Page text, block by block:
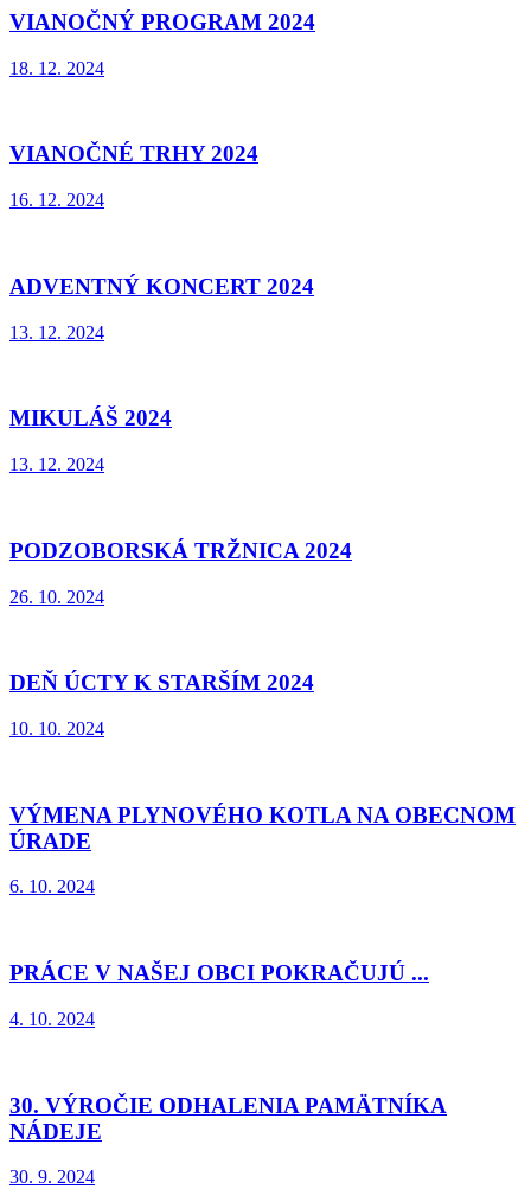
VIANOČNÝ PROGRAM 2024
18. 12. 2024
VIANOČNÉ TRHY 2024
16. 12. 2024
ADVENTNÝ KONCERT 2024
13. 12. 2024
MIKULÁŠ 2024
13. 12. 2024
PODZOBORSKÁ TRŽNICA 2024
26. 10. 2024
DEŇ ÚCTY K STARŠÍM 2024
10. 10. 2024
VÝMENA PLYNOVÉHO KOTLA NA OBECNOM
ÚRADE
6. 10. 2024
PRÁCE V NAŠEJ OBCI POKRAČUJÚ ...
4. 10. 2024
30. VÝROČIE ODHALENIA PAMÄTNÍKA
NÁDEJE
30. 9. 2024